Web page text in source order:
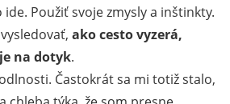
Použiť svoje zmysly a inštinkty.
ako cesto vyzerá,
na dotyk.
Častokrát sa mi totiž stalo,